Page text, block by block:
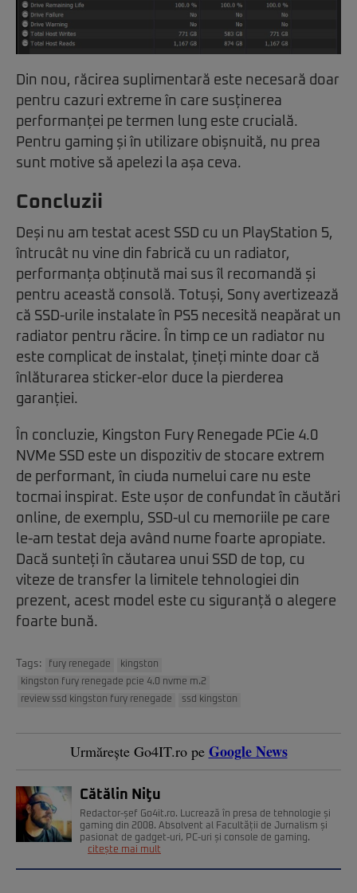
Din nou, răcirea suplimentară este necesară doar
pentru cazuri extreme în care susținerea
performanței pe termen lung este crucială.
Pentru gaming și în utilizare obișnuită, nu prea
sunt motive să apelezi la așa ceva.
Concluzii
Deși nu am testat acest SSD cu un PlayStation 5,
întrucât nu vine din fabrică cu un radiator,
performanța obținută mai sus îl recomandă și
pentru această consolă. Totuși, Sony avertizează
că SSD-urile instalate în PS5 necesită neapărat un
radiator pentru răcire. În timp ce un radiator nu
este complicat de instalat, țineți minte doar că
înlăturarea sticker-elor duce la pierderea
garanției.
În concluzie, Kingston Fury Renegade PCie 4.0
NVMe SSD este un dispozitiv de stocare extrem
de performant, în ciuda numelui care nu este
tocmai inspirat. Este ușor de confundat în căutări
online, de exemplu, SSD-ul cu memoriile pe care
le-am testat deja având nume foarte apropiate.
Dacă sunteți în căutarea unui SSD de top, cu
viteze de transfer la limitele tehnologiei din
prezent, acest model este cu siguranță o alegere
foarte bună.
Tags: fury renegade
kingston
kingston fury renegade pcie 4.0 nvme m.2
review ssd kingston fury renegade
ssd kingston
Urmărește Go4IT.ro pe Google News
Cătălin Niţu
Redactor-șef Go4it.ro. Lucrează în presa de tehnologie și
gaming din 2008. Absolvent al Facultății de Jurnalism și
pasionat de gadget-uri, PC-uri și console de gaming.
citește mai mult